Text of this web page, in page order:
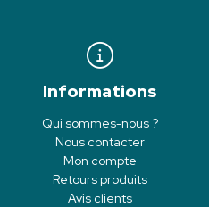
Informations
Qui sommes-nous ?
Nous contacter
Mon compte
Retours produits
Avis clients